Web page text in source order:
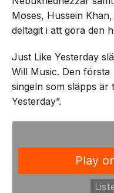
Moses, Hussein
deltagit i att göra den
Just Like Yesterday
Will Music. Den första
singeln som släpps är
Yesterday”.